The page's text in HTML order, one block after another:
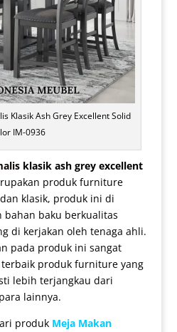
Klasik Ash Grey Excellent Solid
IM-0936
klasik ash grey excellent
produk furniture
klasik, produk ini di
bahan baku berkualitas
di kerjakan oleh tenaga ahli.
pada produk ini sangat
produk furniture yang
lebih terjangkau dari
lainnya.
produk Meja Makan